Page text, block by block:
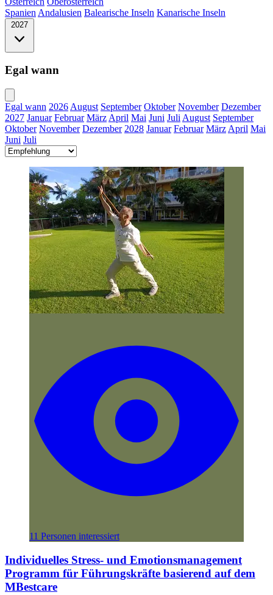
Spanien Andalusien Balearische Inseln Kanarische Inseln
2027
Egal wann
Egal wann 2026 August September Oktober November Dezember
2027 Januar Februar März April Mai Juni Juli August September
Oktober November Dezember 2028 Januar Februar März April Mai
Juni Juli
11 Personen interessiert
Individuelles Stress- und Emotionsmanagement
Programm für Führungskräfte basierend auf dem
MBestcare